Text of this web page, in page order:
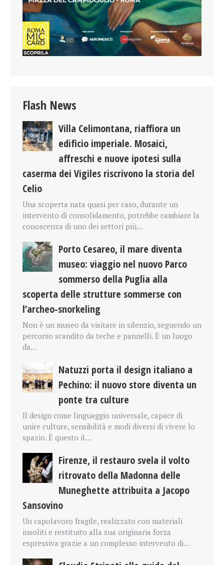
Flash News
Villa Celimontana, riaffiora un
edificio imperiale. Mosaici,
affreschi e nuove ipotesi sulla
caserma dei Vigiles riscrivono la storia del
Celio
Una scoperta nata quasi per caso, durante un
intervento di consolidamento, potrebbe cambiare la
conoscenza di uno dei settori più…
Porto Cesareo, il mare diventa
museo: viaggio nel nuovo Parco
sommerso della Puglia alla
scoperta delle strutture sommerse con
l’archeo-snorkeling
Non è un museo da visitare in silenzio, seguendo un
percorso scandito da teche e pannelli. È un luogo
da…
Natuzzi porta il design italiano a
Pechino: il nuovo store diventa un
ponte tra culture
Il design come linguaggio universale, capace di
unire culture, sensibilità e modi diversi di vivere lo
spazio. È questo il…
Firenze, il restauro svela il volto
ritrovato della Madonna delle
Muneghette attribuita a Jacopo
Sansovino
Un capolavoro fragile, realizzato con materiali
insoliti e restituito alla sua originaria forza
espressiva grazie a un complesso intervento di…